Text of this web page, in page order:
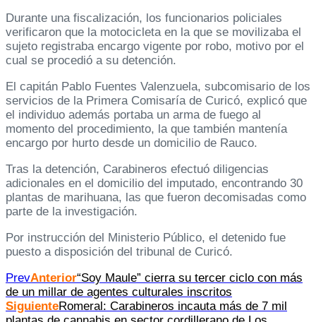
Durante una fiscalización, los funcionarios policiales
verificaron que la motocicleta en la que se movilizaba el
sujeto registraba encargo vigente por robo, motivo por el
cual se procedió a su detención.
El capitán Pablo Fuentes Valenzuela, subcomisario de los
servicios de la Primera Comisaría de Curicó, explicó que
el individuo además portaba un arma de fuego al
momento del procedimiento, la que también mantenía
encargo por hurto desde un domicilio de Rauco.
Tras la detención, Carabineros efectuó diligencias
adicionales en el domicilio del imputado, encontrando 30
plantas de marihuana, las que fueron decomisadas como
parte de la investigación.
Por instrucción del Ministerio Público, el detenido fue
puesto a disposición del tribunal de Curicó.
PrevAnterior“Soy Maule” cierra su tercer ciclo con más
de un millar de agentes culturales inscritos
SiguienteRomeral: Carabineros incauta más de 7 mil